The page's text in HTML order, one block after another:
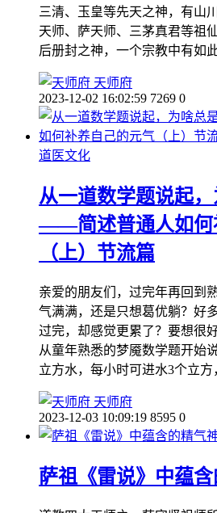
三清、玉皇等先天之神，有山
天师、萨天师、三茅真君等祖
后册封之神，一个宗教中有如
天师府
2023-12-02 16:02:59 7269 0
道医文化
从一道数学题说起
——简述普通人如何
（上）节流篇
亲爱的朋友们，过完年再回到
气满满，还是只想葛优躺？好
过完，却感觉更累了？要想很
从童年熟悉的梦魇数学题开始
立方水，每小时可进水3个立
天师府
2023-12-03 10:09:19 8595 0
萨祖《雷说》中蕴